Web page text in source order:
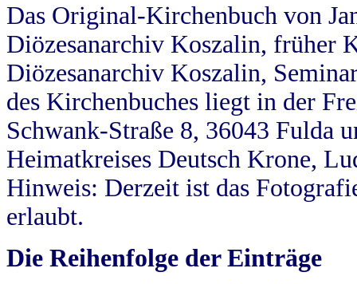
Das Original-Kirchenbuch von
Diözesanarchiv Koszalin, früher
Diözesanarchiv Koszalin,
des Kirchenbuches liegt in der
Schwank-Straße 8, 36043 Fulda
Heimatkreises Deutsch Krone,
Hinweis: Derzeit ist das
erlaubt.
Die Reihenfolge der Einträge